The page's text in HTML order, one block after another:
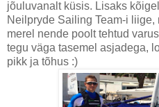
jõuluvanalt küsis. Lisaks
Neilpryde Sailing Team-i liige,
merel nende poolt tehtud
tegu väga tasemel asjadega,
pikk ja tõhus :)